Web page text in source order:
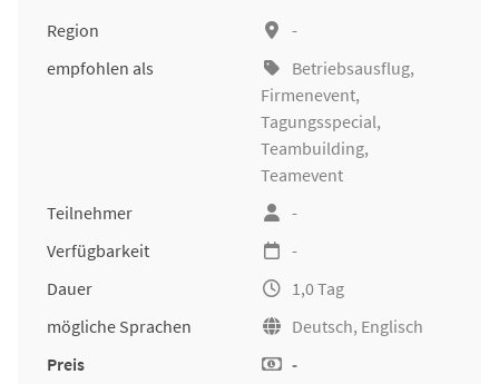
Region
-
empfohlen als
Betriebsausflug,
Firmenevent,
Tagungsspecial,
Teambuilding,
Teamevent
Teilnehmer
-
Verfügbarkeit
-
Dauer
1,0 Tag
mögliche Sprachen
Deutsch, Englisch
Preis
-